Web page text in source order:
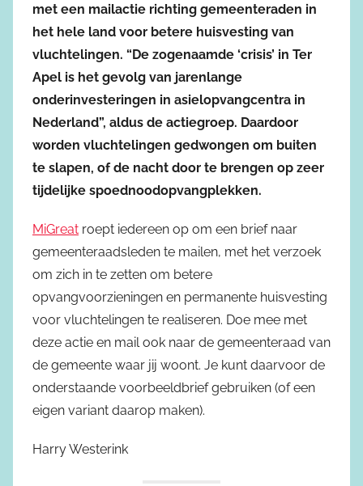
met een mailactie richting gemeenteraden in
het hele land voor betere huisvesting van
vluchtelingen. “De zogenaamde ‘crisis’ in Ter
Apel is het gevolg van jarenlange
onderinvesteringen in asielopvangcentra in
Nederland”, aldus de actiegroep. Daardoor
worden vluchtelingen gedwongen om buiten
te slapen, of de nacht door te brengen op zeer
tijdelijke spoednoodopvangplekken.
MiGreat roept iedereen op om een brief naar
gemeenteraadsleden te mailen, met het verzoek
om zich in te zetten om betere
opvangvoorzieningen en permanente huisvesting
voor vluchtelingen te realiseren. Doe mee met
deze actie en mail ook naar de gemeenteraad van
de gemeente waar jij woont. Je kunt daarvoor de
onderstaande voorbeeldbrief gebruiken (of een
eigen variant daarop maken).
Harry Westerink